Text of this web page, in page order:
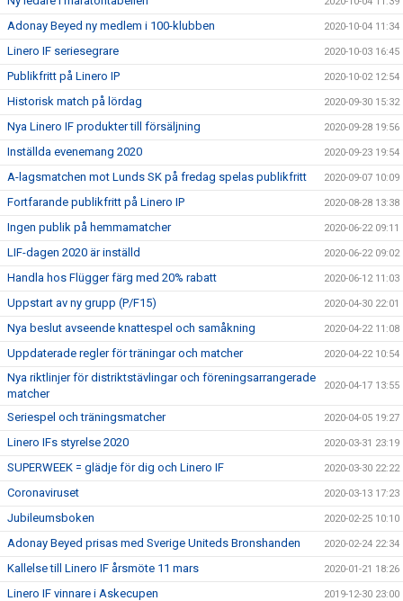
Adonay Beyed ny medlem i 100-klubben 2020-10-04 11:34
Linero IF seriesegrare 2020-10-03 16:45
Publikfritt på Linero IP 2020-10-02 12:54
Historisk match på lördag 2020-09-30 15:32
Nya Linero IF produkter till försäljning 2020-09-28 19:56
Inställda evenemang 2020 2020-09-23 19:54
A-lagsmatchen mot Lunds SK på fredag spelas publikfritt 2020-09-07 10:09
Fortfarande publikfritt på Linero IP 2020-08-28 13:38
Ingen publik på hemmamatcher 2020-06-22 09:11
LIF-dagen 2020 är inställd 2020-06-22 09:02
Handla hos Flügger färg med 20% rabatt 2020-06-12 11:03
Uppstart av ny grupp (P/F15) 2020-04-30 22:01
Nya beslut avseende knattespel och samåkning 2020-04-22 11:08
Uppdaterade regler för träningar och matcher 2020-04-22 10:54
Nya riktlinjer för distriktstävlingar och föreningsarrangerade
matcher
2020-04-17 13:55
Seriespel och träningsmatcher 2020-04-05 19:27
Linero IFs styrelse 2020 2020-03-31 23:19
SUPERWEEK = glädje för dig och Linero IF 2020-03-30 22:22
Coronaviruset 2020-03-13 17:23
Jubileumsboken 2020-02-25 10:10
Adonay Beyed prisas med Sverige Uniteds Bronshanden 2020-02-24 22:34
Kallelse till Linero IF årsmöte 11 mars 2020-01-21 18:26
Linero IF vinnare i Askecupen 2019-12-30 23:00